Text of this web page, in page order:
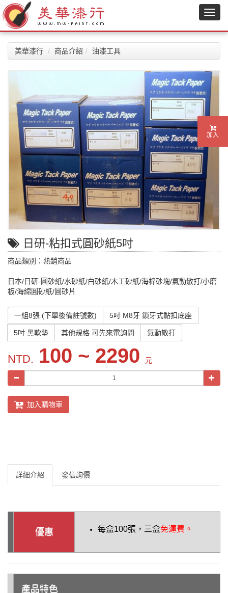
美華漆行 商品介紹 油漆工具
日研-粘扣式圓砂紙5吋
商品類別：熱銷商品
日本/日研-圓砂紙/水砂紙/白砂紙/木工砂紙/海棉砂塊/氣動散打/小磨
板/海綿圓砂紙/圓砂片
一組8張 (下單後備註號數) 5吋 M8牙 鎖牙式黏扣底座
5吋 黑軟墊 其他規格 可先來電詢問 氣動散打
NTD. 100 ~ 2290 元
加入購物車
加入
詳細介紹 發信詢價
優惠 每盒100張 ，三盒免運費。
產品特色